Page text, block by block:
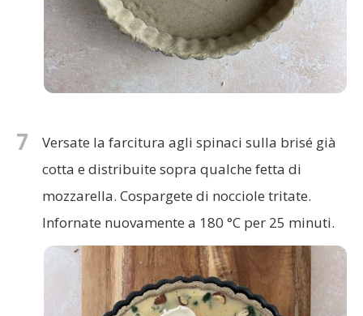
7
Versate la farcitura agli spinaci sulla brisé già
cotta e distribuite sopra qualche fetta di
mozzarella. Cospargete di nocciole tritate.
Infornate nuovamente a 180 °C per 25 minuti.